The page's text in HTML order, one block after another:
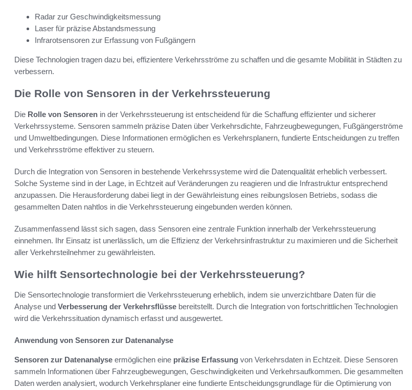
Radar zur Geschwindigkeitsmessung
Laser für präzise Abstandsmessung
Infrarotsensoren zur Erfassung von Fußgängern
Diese Technologien tragen dazu bei, effizientere Verkehrsströme zu schaffen und die gesamte Mobilität in Städten zu
verbessern.
Die Rolle von Sensoren in der Verkehrssteuerung
Die Rolle von Sensoren in der Verkehrssteuerung ist entscheidend für die Schaffung effizienter und sicherer
Verkehrssysteme. Sensoren sammeln präzise Daten über Verkehrsdichte, Fahrzeugbewegungen, Fußgängerströme
und Umweltbedingungen. Diese Informationen ermöglichen es Verkehrsplanern, fundierte Entscheidungen zu treffen
und Verkehrsströme effektiver zu steuern.
Durch die Integration von Sensoren in bestehende Verkehrssysteme wird die Datenqualität erheblich verbessert.
Solche Systeme sind in der Lage, in Echtzeit auf Veränderungen zu reagieren und die Infrastruktur entsprechend
anzupassen. Die Herausforderung dabei liegt in der Gewährleistung eines reibungslosen Betriebs, sodass die
gesammelten Daten nahtlos in die Verkehrssteuerung eingebunden werden können.
Zusammenfassend lässt sich sagen, dass Sensoren eine zentrale Funktion innerhalb der Verkehrssteuerung
einnehmen. Ihr Einsatz ist unerlässlich, um die Effizienz der Verkehrsinfrastruktur zu maximieren und die Sicherheit
aller Verkehrsteilnehmer zu gewährleisten.
Wie hilft Sensortechnologie bei der Verkehrssteuerung?
Die Sensortechnologie transformiert die Verkehrssteuerung erheblich, indem sie unverzichtbare Daten für die
Analyse und Verbesserung der Verkehrsflüsse bereitstellt. Durch die Integration von fortschrittlichen Technologien
wird die Verkehrssituation dynamisch erfasst und ausgewertet.
Anwendung von Sensoren zur Datenanalyse
Sensoren zur Datenanalyse ermöglichen eine präzise Erfassung von Verkehrsdaten in Echtzeit. Diese Sensoren
sammeln Informationen über Fahrzeugbewegungen, Geschwindigkeiten und Verkehrsaufkommen. Die gesammelten
Daten werden analysiert, wodurch Verkehrsplaner eine fundierte Entscheidungsgrundlage für die Optimierung von